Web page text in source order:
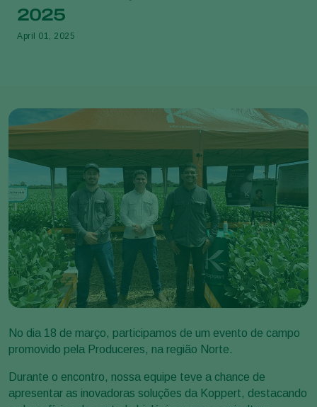
2025
April 01, 2025
No dia 18 de março, participamos de um evento de campo
promovido pela Produceres, na região Norte.
Durante o encontro, nossa equipe teve a chance de
apresentar as inovadoras soluções da Koppert, destacando